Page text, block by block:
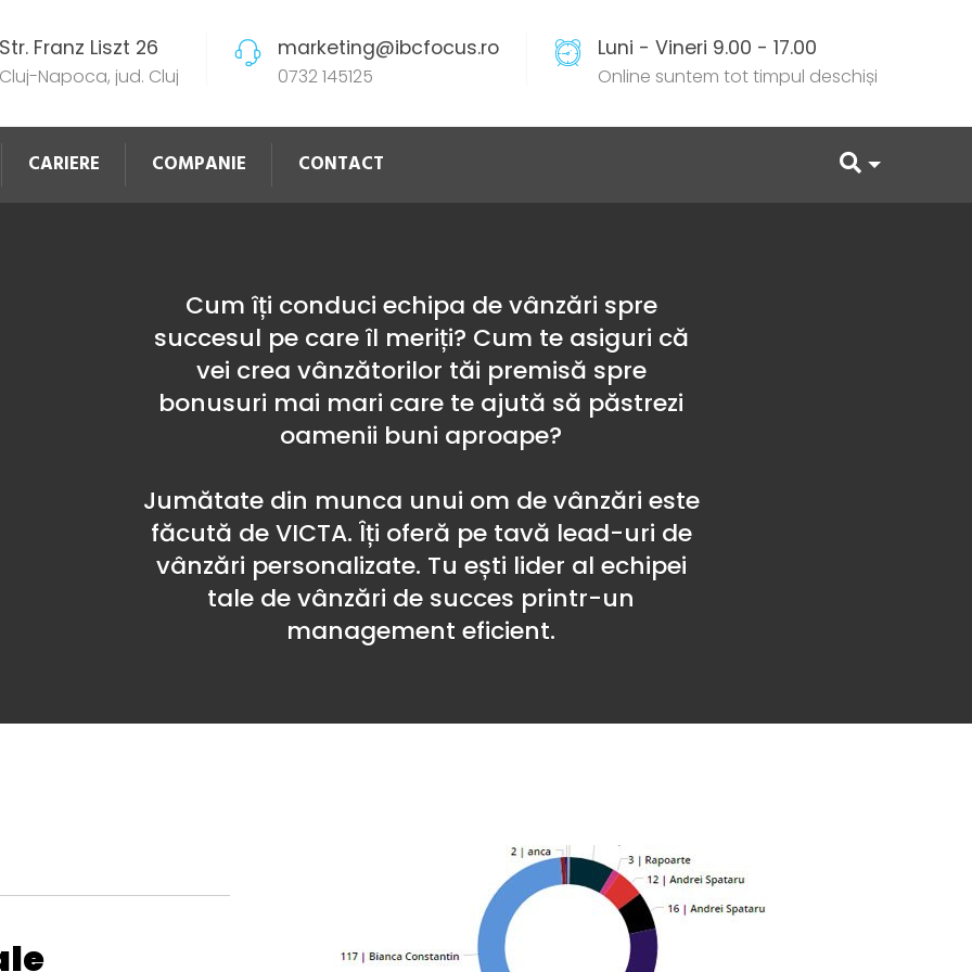
Str. Franz Liszt 26
Cluj-Napoca, jud. Cluj
marketing@ibcfocus.ro
0732 145125
Luni - Vineri 9.00 - 17.00
Online suntem tot timpul deschiși
CARIERE COMPANIE CONTACT
Cum îți conduci echipa de vânzări spre
succesul pe care îl meriți? Cum te asiguri că
vei crea vânzătorilor tăi premisă spre
bonusuri mai mari care te ajută să păstrezi
oamenii buni aproape?
Jumătate din munca unui om de vânzări este
făcută de VICTA. Îți oferă pe tavă lead-uri de
vânzări personalizate. Tu ești lider al echipei
tale de vânzări de succes printr-un
management eficient.